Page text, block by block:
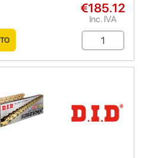
€185.12
Inc. IVA